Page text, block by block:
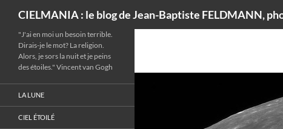
CIELMANIA : le blog de Jean-Baptiste FELDMANN,
"J'ai en moi un besoin terrible.
Dirais-je le mot? La religion.
Alors, je sors la nuit et je peins
des étoiles." Vincent van Gogh
LA LUNE
CIEL ÉTOILÉ